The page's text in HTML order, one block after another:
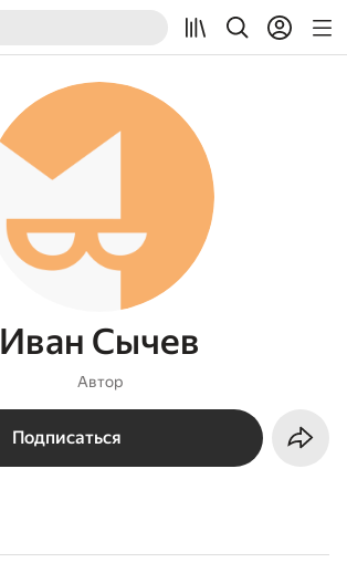
Иван Сычев
Автор
Подписаться